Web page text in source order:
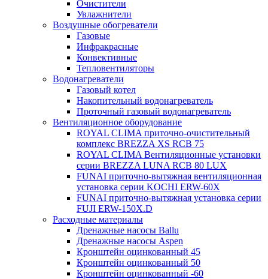
Очистители
Увлажнители
Воздушные обогреватели
Газовые
Инфракрасные
Конвективные
Тепловентиляторы
Водонагреватели
Газовый котел
Накопительный водонагреватель
Проточный газовый водонагреватель
Вентиляционное оборудование
ROYAL CLIMA приточно-очистительный
комплекс BREZZA XS RCB 75
ROYAL CLIMA Вентиляционные установки
серии BREZZA LUNA RCB 80 LUX
FUNAI приточно-вытяжная вентиляционная
установка серии KOCHI ERW-60X
FUNAI приточно-вытяжная установка серии
FUJI ERW-150X.D
Расходные материалы
Дренажные насосы Ballu
Дренажные насосы Aspen
Кронштейн оцинкованный 45
Кронштейн оцинкованный 50
Кронштейн оцинкованный -60